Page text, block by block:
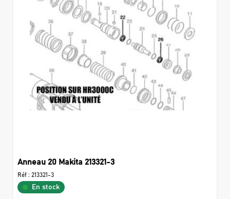
Anneau 20 Makita 213321-3
Réf : 213321-3
En stock